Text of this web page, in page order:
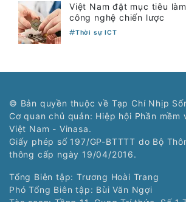
Việt Nam đặt mục tiêu
công nghệ chiến lược
Thời sự ICT
© Bản quyền thuộc về Tạp Chí Nhịp
Cơ quan chủ quản: Hiệp hội Phần mềm
Việt Nam - Vinasa.
Giấy phép số 197/GP-BTTTT do Bộ
thông cấp ngày 19/04/2016.
Tổng Biên tập: Trương Hoài Trang
Phó Tổng Biên tập: Bùi Văn Ngợi